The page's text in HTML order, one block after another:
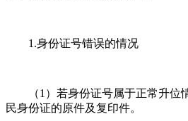
1.身份证号错误的情况
（1）若身份证号属于正常升位
民身份证的原件及复印件。